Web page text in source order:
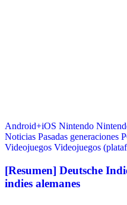
Android+iOS Nintendo
Noticias Pasadas generaciones
Videojuegos Videojuegos
[Resumen] Deutsche
indies alemanes